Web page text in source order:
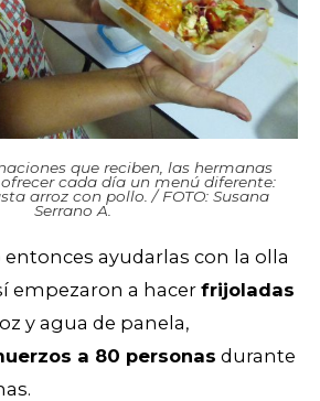
que reciben, las hermanas
cada día un menú diferente:
arroz con pollo. / FOTO: Susana
Serrano A.
ayudarlas con la olla
empezaron a hacer frijoladas
y agua de panela,
a 80 personas durante